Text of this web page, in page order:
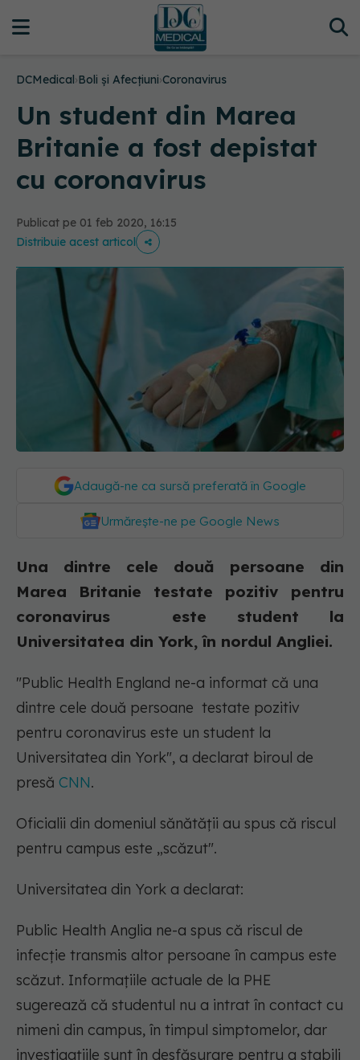
DCMedical›Boli și Afecțiuni›Coronavirus
Un student din Marea
Britanie a fost depistat
cu coronavirus
Publicat pe 01 feb 2020, 16:15
Distribuie acest articol
Adaugă-ne ca sursă preferată în Google
Urmărește-ne pe Google News
Una dintre cele două persoane din
Marea Britanie testate pozitiv pentru
coronavirus este student la
Universitatea din York, în nordul Angliei.
"Public Health England ne-a informat că una
dintre cele două persoane testate pozitiv
pentru coronavirus este un student la
Universitatea din York", a declarat biroul de
presă CNN.
Oficialii din domeniul sănătății au spus că riscul
pentru campus este „scăzut".
Universitatea din York a declarat:
Public Health Anglia ne-a spus că riscul de
infecție transmis altor persoane în campus este
scăzut. Informațiile actuale de la PHE
sugerează că studentul nu a intrat în contact cu
nimeni din campus, în timpul simptomelor, dar
investigațiile sunt în desfășurare pentru a stabili